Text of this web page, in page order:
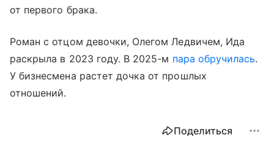
от первого брака.
Роман с отцом девочки, Олегом Ледвичем, Ида
раскрыла в 2023 году. В 2025-м пара обручилась.
У бизнесмена растет дочка от прошлых
отношений.
Поделиться